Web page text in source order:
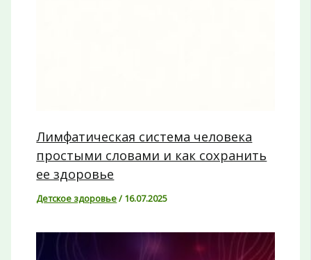
Лимфатическая система человека
простыми словами и как сохранить
ее здоровье
Детское здоровье/ 16.07.2025